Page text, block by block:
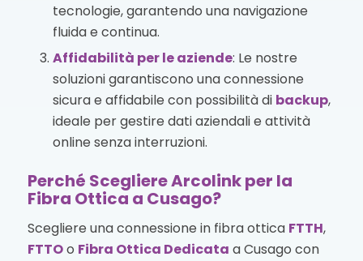
tecnologie, garantendo una navigazione
fluida e continua.
Affidabilità per le aziende: Le nostre
soluzioni garantiscono una connessione
sicura e affidabile con possibilità di backup,
ideale per gestire dati aziendali e attività
online senza interruzioni.
Perché Scegliere Arcolink per la
Fibra Ottica a Cusago?
Scegliere una connessione in fibra ottica FTTH,
FTTOo Fibra Ottica Dedicata a Cusago con